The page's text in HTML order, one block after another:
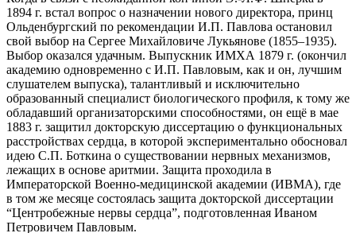
1894 г. встал вопрос о назначении нового директора, принц
Ольденбургский по рекомендации И.П. Павлова остановил
свой выбор на Сергее Михайловиче Лукьянове (1855–1935).
Выбор оказался удачным. Выпускник ИМХА 1879 г. (окончил
академию одновременно с И.П. Павловым, как и он, лучшим
слушателем выпуска), талантливый и исключительно
образованный специалист биологического профиля, к тому же
обладавший организаторскими способностями, он ещё в мае
1883 г. защитил докторскую диссертацию о функциональных
расстройствах сердца, в которой экспериментально обосновал
идею С.П. Боткина о существовании нервных механизмов,
лежащих в основе аритмии. Защита проходила в
Императорской Военно-медицинской академии (ИВМА), где
в том же месяце состоялась защита докторской диссертации
“Центробежные нервы сердца”, подготовленная Иваном
Петровичем Павловым.